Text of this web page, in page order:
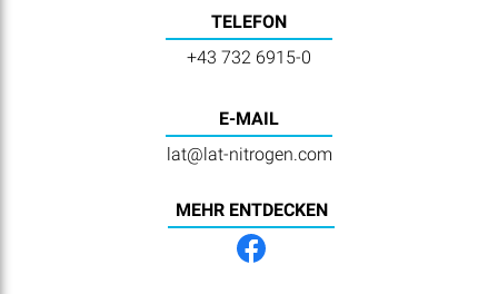
TELEFON
+43 732 6915-0
E-MAIL
lat@lat-nitrogen.com
MEHR ENTDECKEN